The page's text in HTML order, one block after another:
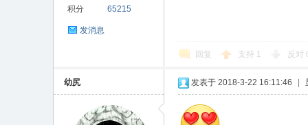
积分
65215
发消息
回复 支持 1 反对
幼尻 发表于 2018-3-22 16:11:46